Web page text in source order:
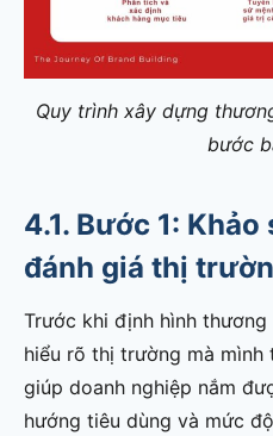
Quy trình xây dựng
bước
4.1. Bước 1:
đánh giá thị
Trước khi định hình
hiểu rõ thị trường mà mình
giúp doanh nghiệp nắm
hướng tiêu dùng và mức